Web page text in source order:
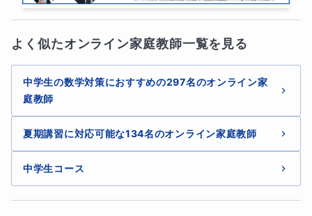
指導したことが少しでも今後の糧となれば幸
ご受講いただき誠にありがとうございまし
た。
よく似たオンライン家庭教師一覧を見る
中学生の数学対策におすすめの297名のオンライン家
庭教師
夏期講習に対応可能な134名のオンライン家庭教師
中学生コース